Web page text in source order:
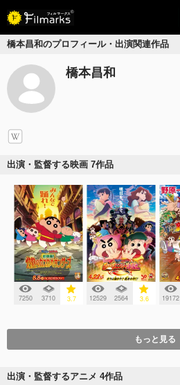
橋本昌和のプロフィール・出演関連作品
橋本昌和
出演・監督する映画 7作品
7250 3710 3.7 12529 2564 3.6 19172
もっと見る
出演・監督するアニメ 4作品